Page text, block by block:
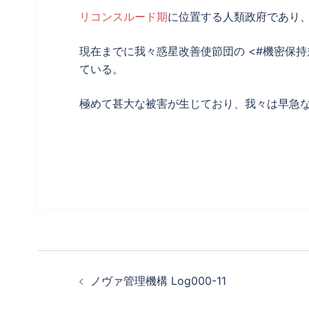
リコンスルード期に位置する人類政府であり
現在までに我々惑星改善使節団の <#機密保
ている。
極めて甚大な被害が生じており、我々は早急
ノヴァ管理機構 Log000-11